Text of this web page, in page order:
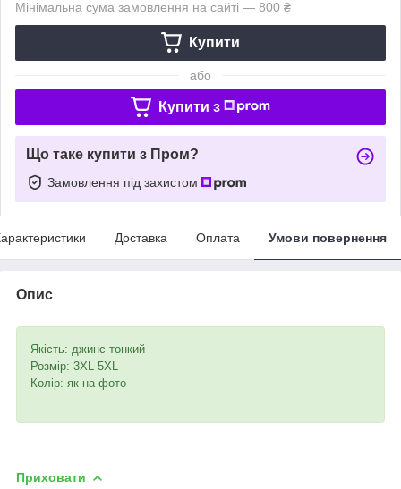
Мінімальна сума замовлення на сайті — 800 ₴
Купити
або
Купити з
Що таке купити з Пром?
Замовлення під захистом
Доставка Оплата Умови повернення
Опис
Якість: джинс тонкий
Розмір: 3XL-5XL
Колір: як на фото
Приховати